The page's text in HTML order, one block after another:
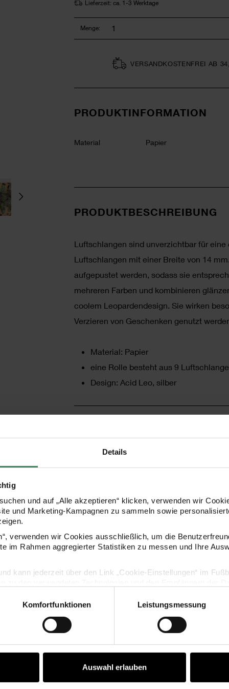
Details
und auf „Alle akzeptieren“ klicken, verwenden wir
und Marketing-Kampagnen zu sammeln sowie
verwenden wir Cookies ausschließlich, um die
im Rahmen aggregierter Statistiken zu messen und Ihre
kann jederzeit über den Link „Cookie-Einstellungen“ im
Vertrag widerrufen
Komfortfunktionen Leistungsmessung
Auswahl erlauben
Lieferzeit: ca. 1-3 Werktage
Menge:
VERSAND­KOSTEN­FREI AB
PRODUKTINFORMATION
Material Papier
PRODUKTBESCHREIBUNG
Luftschlangen sind unverzichtbar für
Luftschlangen mit einer Breite von 14
aufgepustet werden, sodass sie
mehreren Farben und kombinieren
coolem Leopardendesign. Sie wirken
Verzieren von Geschenken genutzt
Material: Papier
eine Rolle besteht aus 9
Design: Acid Leo, silber
KAUFEMPFEHLUNG
Farbmix flieder 3,8m Luftschlangen 3,8m